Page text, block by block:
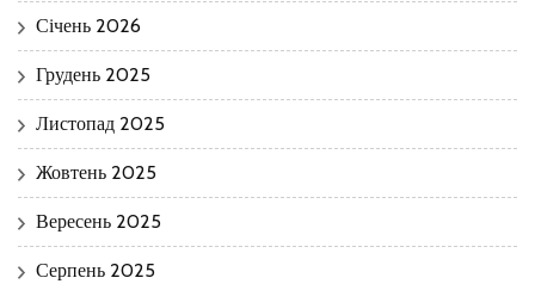
Січень 2026
Грудень 2025
Листопад 2025
Жовтень 2025
Вересень 2025
Серпень 2025